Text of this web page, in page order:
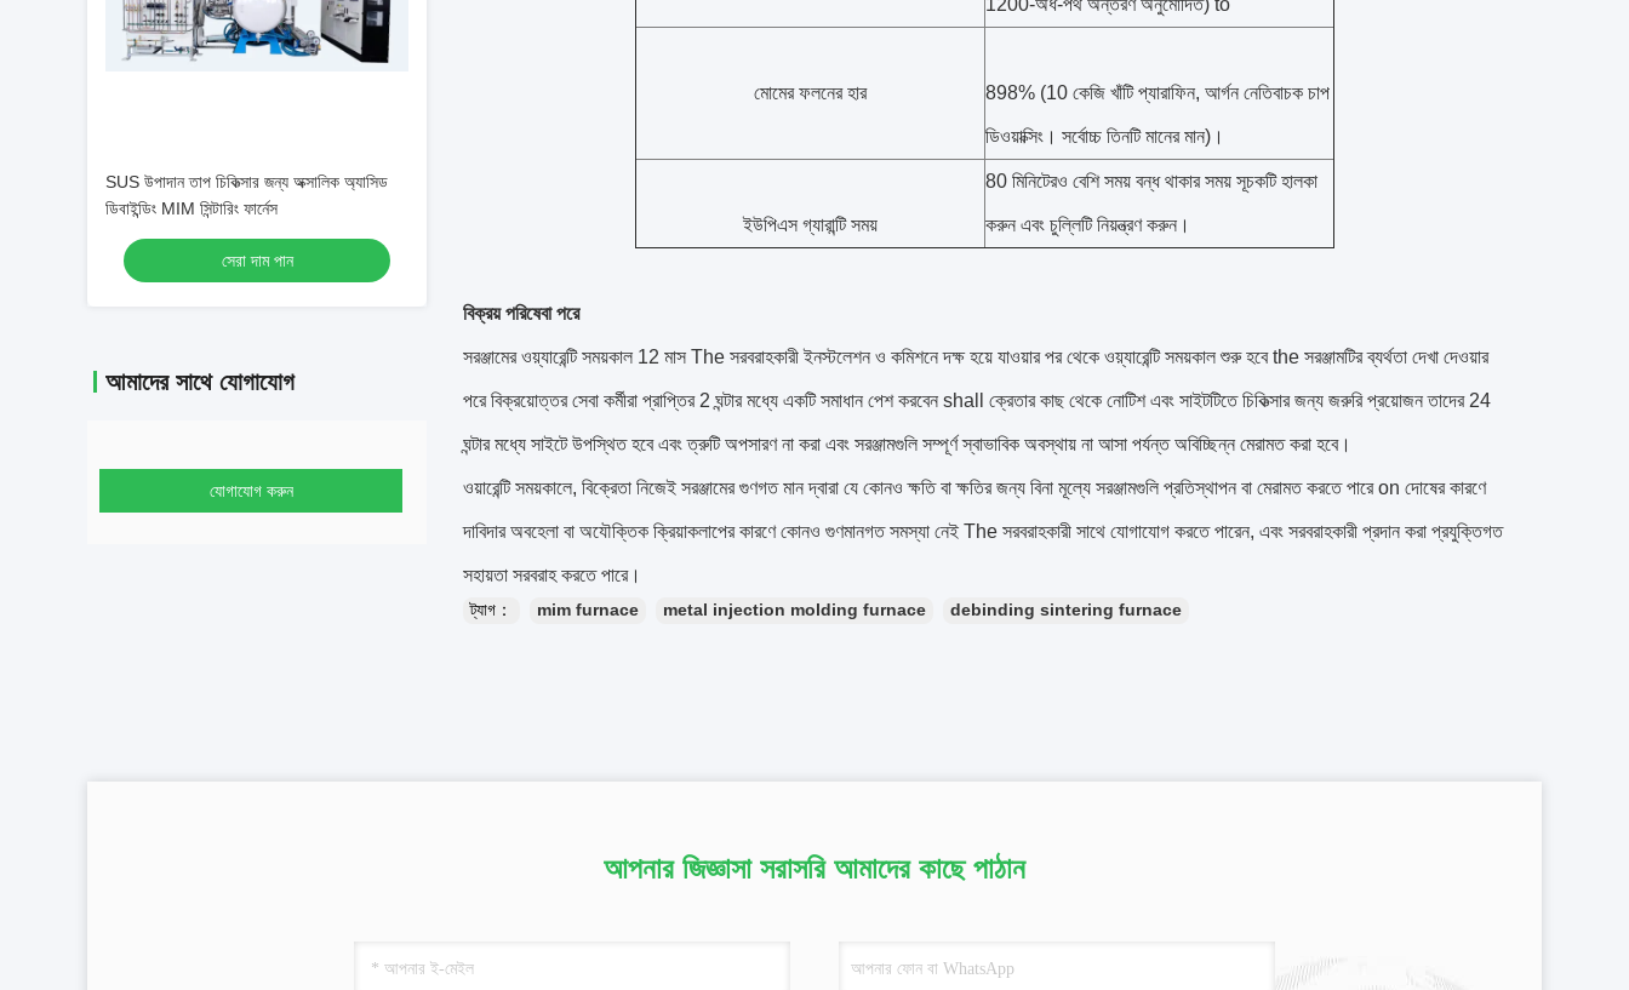
SUS উপাদান তাপ চিকিত্সার জন্য অক্সালিক অ্যাসিড
ডিবাইন্ডিং MIM সিন্টারিং ফার্নেস
সেরা দাম পান
আমাদের সাথে যোগাযোগ
যোগাযোগ করুন
1200-অর্ধ-পথ অন্তরণ অনুমোদিত) to
মোমের ফলনের হার 898% (10 কেজি খাঁটি প্যারাফিন, আর্গন নেতিবাচক চাপ
ডিওয়াক্সিং। সর্বোচ্চ তিনটি মানের মান)।
ইউপিএস গ্যারান্টি সময়
80 মিনিটেরও বেশি সময় বন্ধ থাকার সময় সূচকটি হালকা
করুন এবং চুল্লিটি নিয়ন্ত্রণ করুন।
বিক্রয় পরিষেবা পরে
সরঞ্জামের ওয়্যারেন্টি সময়কাল 12 মাস The সরবরাহকারী ইনস্টলেশন ও কমিশনে দক্ষ হয়ে যাওয়ার পর থেকে ওয়্যারেন্টি সময়কাল শুরু হবে the সরঞ্জামটির ব্যর্থতা দেখা দেওয়ার
পরে বিক্রয়োত্তর সেবা কর্মীরা প্রাপ্তির 2 ঘন্টার মধ্যে একটি সমাধান পেশ করবেন shall ক্রেতার কাছ থেকে নোটিশ এবং সাইটটিতে চিকিত্সার জন্য জরুরি প্রয়োজন তাদের 24
ঘন্টার মধ্যে সাইটে উপস্থিত হবে এবং ত্রুটি অপসারণ না করা এবং সরঞ্জামগুলি সম্পূর্ণ স্বাভাবিক অবস্থায় না আসা পর্যন্ত অবিচ্ছিন্ন মেরামত করা হবে।
ওয়ারেন্টি সময়কালে, বিক্রেতা নিজেই সরঞ্জামের গুণগত মান দ্বারা যে কোনও ক্ষতি বা ক্ষতির জন্য বিনা মূল্যে সরঞ্জামগুলি প্রতিস্থাপন বা মেরামত করতে পারে on দোষের কারণে
দাবিদার অবহেলা বা অযৌক্তিক ক্রিয়াকলাপের কারণে কোনও গুণমানগত সমস্যা নেই The সরবরাহকারী সাথে যোগাযোগ করতে পারেন, এবং সরবরাহকারী প্রদান করা প্রযুক্তিগত
সহায়তা সরবরাহ করতে পারে।
ট্যাগ： mim furnace metal injection molding furnace debinding sintering furnace
আপনার জিজ্ঞাসা সরাসরি আমাদের কাছে পাঠান